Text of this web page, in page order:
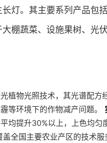
灯。其主要系列产品包
棚蔬菜、设施果树、光
植物光照技术，其光谱配方
等环境下的作物减产问题。
均提升30%以上，上色均匀
盖全国主要农业产区的技术